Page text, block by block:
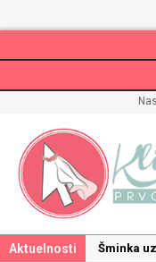
Aktuelnosti
Šminka